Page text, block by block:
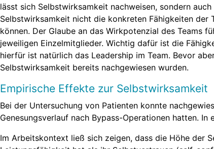
lässt sich Selbstwirksamkeit nachweisen, sondern
Selbstwirksamkeit nicht die konkreten Fähigkeiten der
können. Der Glaube an das Wirkpotenzial des Teams
jeweiligen Einzelmitglieder. Wichtig dafür ist die
hierfür ist natürlich das Leadership im Team. Bevor
Selbstwirksamkeit bereits nachgewiesen wurden.
Empirische Effekte zur Selbstwirksamkeit
Bei der Untersuchung von Patienten konnte
Genesungsverlauf nach Bypass-Operationen hatten.
Im Arbeitskontext ließ sich zeigen, dass die Höhe der